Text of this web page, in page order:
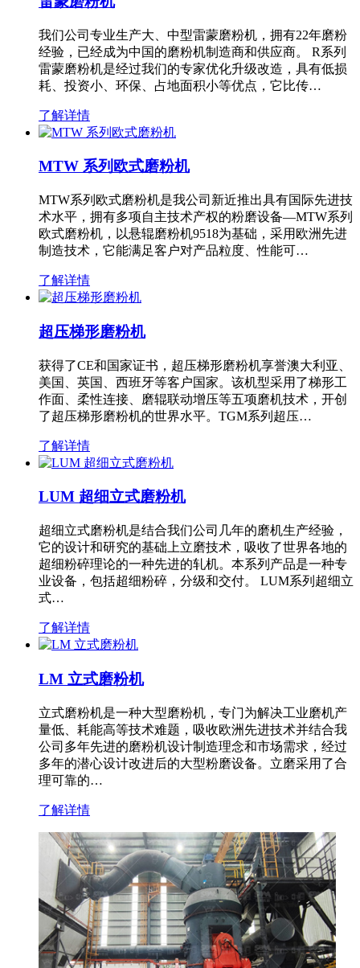
我们公司专业生产大、中型雷蒙磨粉机，拥有22年磨粉
经验，已经成为中国的磨粉机制造商和供应商。 R系列
雷蒙磨粉机是经过我们的专家优化升级改造，具有低损
耗、投资小、环保、占地面积小等优点，它比传…
了解详情
MTW 系列欧式磨粉机
MTW系列欧式磨粉机是我公司新近推出具有国际先进技
术水平，拥有多项自主技术产权的粉磨设备—MTW系列
欧式磨粉机，以悬辊磨粉机9518为基础，采用欧洲先进
制造技术，它能满足客户对产品粒度、性能可…
了解详情
超压梯形磨粉机
获得了CE和国家证书，超压梯形磨粉机享誉澳大利亚、
美国、英国、西班牙等客户国家。该机型采用了梯形工
作面、柔性连接、磨辊联动增压等五项磨机技术，开创
了超压梯形磨粉机的世界水平。TGM系列超压…
了解详情
LUM 超细立式磨粉机
超细立式磨粉机是结合我们公司几年的磨机生产经验，
它的设计和研究的基础上立磨技术，吸收了世界各地的
超细粉碎理论的一种先进的轧机。本系列产品是一种专
业设备，包括超细粉碎，分级和交付。 LUM系列超细立
式…
了解详情
LM 立式磨粉机
立式磨粉机是一种大型磨粉机，专门为解决工业磨机产
量低、耗能高等技术难题，吸收欧洲先进技术并结合我
公司多年先进的磨粉机设计制造理念和市场需求，经过
多年的潜心设计改进后的大型粉磨设备。立磨采用了合
理可靠的…
了解详情